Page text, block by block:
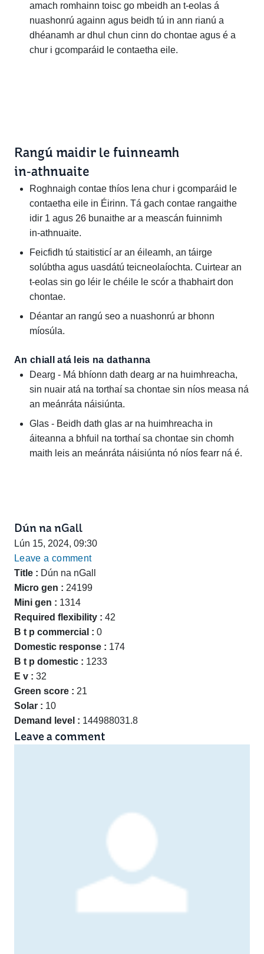
amach romhainn toisc go mbeidh an t‑eolas á
nuashonrú againn agus beidh tú in ann rianú a
dhéanamh ar dhul chun cinn do chontae agus é a
chur i gcomparáid le contaetha eile.
Rangú maidir le fuinneamh
in‑athnuaite
Roghnaigh contae thíos lena chur i gcomparáid le
contaetha eile in Éirinn. Tá gach contae rangaithe
idir 1 agus 26 bunaithe ar a meascán fuinnimh
in‑athnuaite.
Feicfidh tú staitisticí ar an éileamh, an táirge
solúbtha agus uasdátú teicneolaíochta. Cuirtear an
t‑eolas sin go léir le chéile le scór a thabhairt don
chontae.
Déantar an rangú seo a nuashonrú ar bhonn
míosúla.
An chiall atá leis na dathanna
Dearg - Má bhíonn dath dearg ar na huimhreacha,
sin nuair atá na torthaí sa chontae sin níos measa ná
an meánráta náisiúnta.
Glas - Beidh dath glas ar na huimhreacha in
áiteanna a bhfuil na torthaí sa chontae sin chomh
maith leis an meánráta náisiúnta nó níos fearr ná é.
Dún na nGall
Lún 15, 2024, 09:30
Leave a comment
Title : Dún na nGall
Micro gen : 24199
Mini gen : 1314
Required flexibility : 42
B t p commercial : 0
Domestic response : 174
B t p domestic : 1233
E v : 32
Green score : 21
Solar : 10
Demand level : 144988031.8
Leave a comment